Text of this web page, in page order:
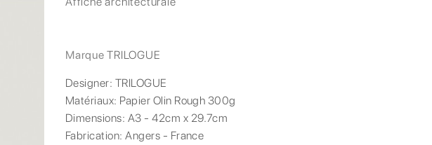
Marque TRILOGUE
Designer: TRILOGUE
Matériaux: Papier Olin Rough 300g
Dimensions: A3 - 42cm x 29.7cm
Fabrication:Angers - France